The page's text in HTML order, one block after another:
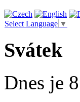
Select Language ▼
Svátek
Dnes je